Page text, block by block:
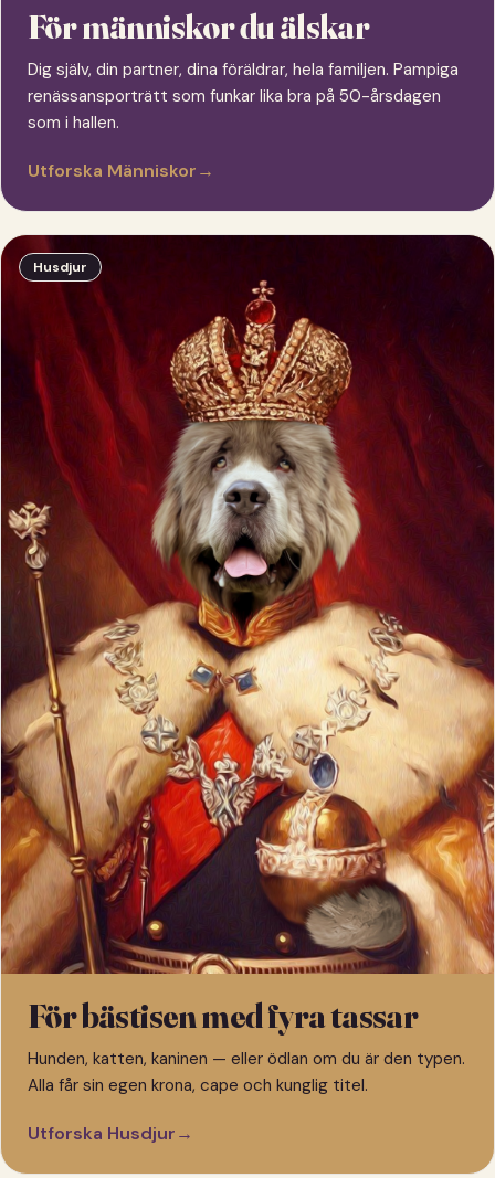
För människor du älskar
Dig själv, din partner, dina föräldrar, hela familjen. Pampiga
renässansporträtt som funkar lika bra på 50-årsdagen
som i hallen.
Utforska Människor→
Husdjur
För bästisen med fyra tassar
Hunden, katten, kaninen — eller ödlan om du är den typen.
Alla får sin egen krona, cape och kunglig titel.
Utforska Husdjur→